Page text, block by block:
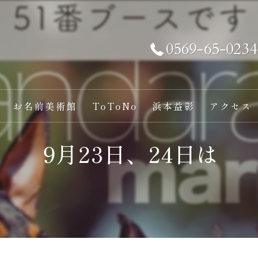
0569-65-0234
お名前美術館 ToToNo 浜本益彰 アクセス
9月23日、24日は